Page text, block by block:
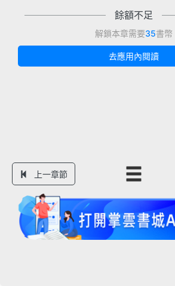
餘額不足
解鎖本章需要35書幣
去應用內閱讀
上一章節